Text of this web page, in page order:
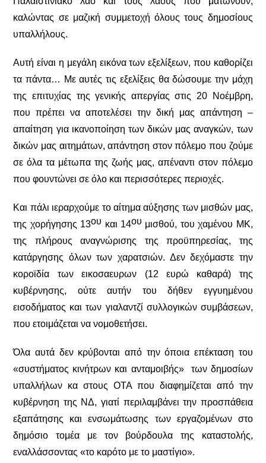
καλώντας σε μαζική συμμετοχή όλους τους δημοσίους
υπαλλήλους.
Αυτή είναι η μεγάλη εικόνα των εξελίξεων, που καθορίζει
τα πάντα… Με αυτές τις εξελίξεις θα δώσουμε την μάχη
της επιτυχίας της γενικής απεργίας στις 20 Νοέμβρη,
που πρέπει να αποτελέσει την δική μας απάντηση –
απαίτηση για ικανοποίηση των δικών μας αναγκών, των
δικών μας αιτημάτων, απάντηση στον πόλεμο που ζούμε
σε όλα τα μέτωπα της ζωής μας, απέναντι στον πόλεμο
που φουντώνει σε όλο και περισσότερες περιοχές.
Και πάλι ιεραρχούμε το αίτημα αύξησης των μισθών μας,
της χορήγησης 13ου και 14ου μισθού, του χαμένου ΜΚ,
της πλήρους αναγνώρισης της προϋπηρεσίας, της
κατάργησης όλων των χαρατσιών. Δεν δεχόμαστε την
κοροϊδία των εικοσαευρων (12 ευρώ καθαρά) της
κυβέρνησης, ούτε αυτήν του δήθεν εγγυημένου
εισοδήματος και των γιαλαντζί συλλογικών συμβάσεων,
που ετοιμάζεται να νομοθετήσει.
Όλα αυτά δεν κρύβονται από την όποια επέκταση του
«συστήματος κινήτρων και ανταμοιβής» των δημοσίων
υπαλλήλων καστους ΟΤΑ που διαφημίζεται από την
κυβέρνηση της ΝΔ, γιατί περιλαμβάνει την προσπάθεια
εξαπάτησης και ενσωμάτωσης των εργαζομένων στο
δημόσιο τομέα με τον βούρδουλα της καταστολής,
εναλλάσσοντας «το καρότο με το μαστίγιο».